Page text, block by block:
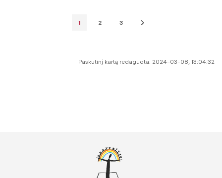
1 2 3
Paskutinį kartą redaguota: 2024-03-08, 13:04:32